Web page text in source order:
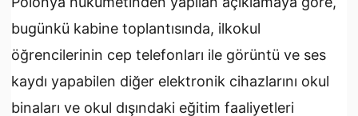
bugünkü kabine toplantısında, ilkokul
öğrencilerinin cep telefonları ile görüntü ve ses
kaydı yapabilen diğer elektronik cihazlarını okul
binaları ve okul dışındaki eğitim faaliyetleri